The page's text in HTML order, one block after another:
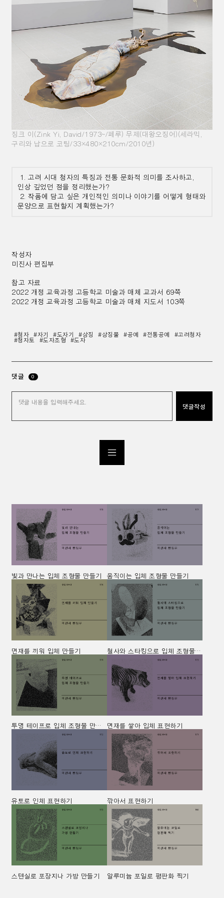
징크 이(Zink Yi, David/1973~/페루) 무제(대왕오징어)(세라믹,
구리와 납으로 코팅/33×480×210cm/2010년)
1. 고려 시대 청자의 특징과 전통 문화적 의미를 조사하고,
인상 깊었던 점을 정리했는가?
2. 작품에 담고 싶은 개인적인 의미나 이야기를 어떻게 형태와
문양으로 표현할지 계획했는가?
작성자
미진사 편집부
참고 자료
2022 개정 교육과정 고등학교 미술과 매체 교과서 69쪽
2022 개정 교육과정 고등학교 미술과 매체 지도서 103쪽
#청자 #자기 #도자기 #상징 #상징물 #공예 #전통공예
#고려청자
#청자토
#도자조형 #도자
댓글 0
빛과 만나는 입체 조형물 만들기 움직이는 입체 조형물 만들기
면재를 끼워 입체 만들기 철사와 스타킹으로 입체 조형물 만들기
투명 테이프로 입체 조형물 만들기 면재를 쌓아 입체 표현하기
유토로 인체 표현하기 깎아서 표현하기
스텐실로 포장지나 가방 만들기 알루미늄 포일로 평판화 찍기